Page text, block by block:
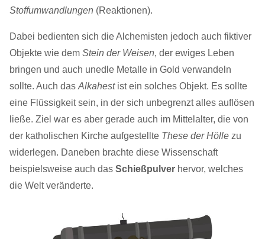
Stoffumwandlungen (Reaktionen).
Dabei bedienten sich die Alchemisten jedoch auch fiktiver
Objekte wie dem Stein der Weisen, der ewiges Leben
bringen und auch unedle Metalle in Gold verwandeln
sollte. Auch das Alkahestist ein solches Objekt. Es sollte
eine Flüssigkeit sein, in der sich unbegrenzt alles auflösen
ließe. Ziel war es aber gerade auch im Mittelalter, die von
der katholischen Kirche aufgestellte These der Hölle zu
widerlegen. Daneben brachte diese Wissenschaft
beispielsweise auch das Schießpulver hervor, welches
die Welt veränderte.